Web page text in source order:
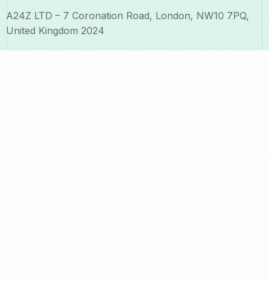
A24Z LTD – 7 Coronation Road, London, NW10 7PQ,
United Kingdom 2024